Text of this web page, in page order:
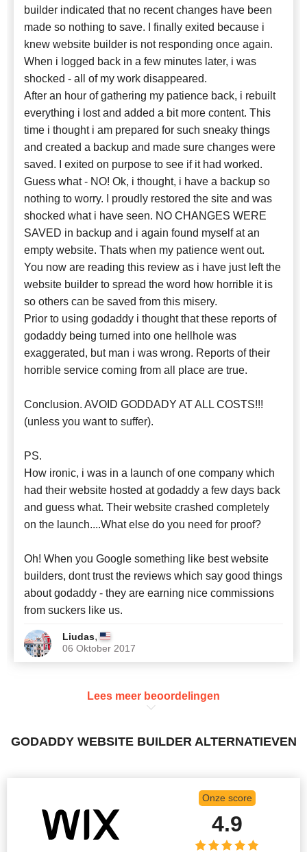
builder indicated that no recent changes have been
made so nothing to save. I finally exited because i
knew website builder is not responding once again.
When i logged back in a few minutes later, i was
shocked - all of my work disappeared.
After an hour of gathering my patience back, i rebuilt
everything i lost and added a bit more content. This
time i thought i am prepared for such sneaky things
and created a backup and made sure changes were
saved. I exited on purpose to see if it had worked.
Guess what - NO! Ok, i thought, i have a backup so
nothing to worry. I proudly restored the site and was
shocked what i have seen. NO CHANGES WERE
SAVED in backup and i again found myself at an
empty website. Thats when my patience went out.
You now are reading this review as i have just left the
website builder to spread the word how horrible it is
so others can be saved from this misery.
Prior to using godaddy i thought that these reports of
godaddy being turned into one hellhole was
exaggerated, but man i was wrong. Reports of their
horrible service coming from all place are true.
Conclusion. AVOID GODDADY AT ALL COSTS!!!
(unless you want to suffer).
PS.
How ironic, i was in a launch of one company which
had their website hosted at godaddy a few days back
and guess what. Their website crashed completely
on the launch....What else do you need for proof?
Oh! When you Google something like best website
builders, dont trust the reviews which say good things
about godaddy - they are earning nice commissions
from suckers like us.
Liudas,
06 Oktober 2017
Lees meer beoordelingen
GODADDY WEBSITE BUILDER ALTERNATIEVEN
Onze score
4.9